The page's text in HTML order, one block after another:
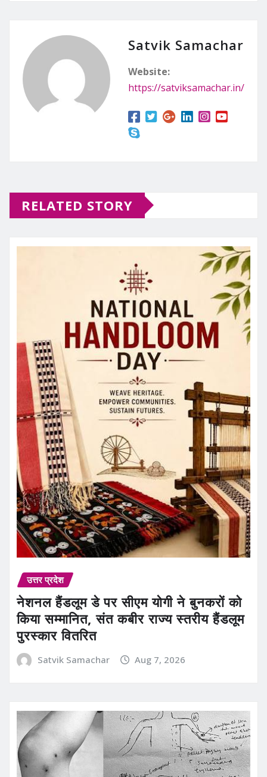
Satvik Samachar
Website:
https://satviksamachar.in/
RELATED STORY
उत्तर प्रदेश
नेशनल हैंडलूम डे पर सीएम योगी ने बुनकरों को
किया सम्मानित, संत कबीर राज्य स्तरीय हैंडलूम
पुरस्कार वितरित
Satvik Samachar Aug 7, 2026